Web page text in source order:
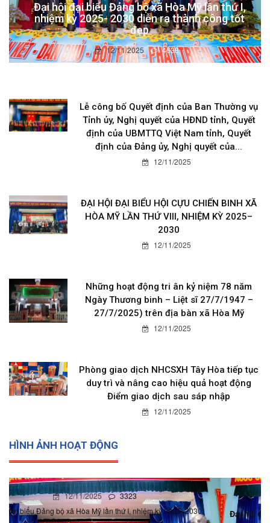
Đại hội đại biểu Đảng bộ xã Hòa Mỹ lần thứ I,
nhiệm kỳ 2025- 2030 diễn ra thành công tốt
đẹp
12/11/2025 4638
Lễ công bố Quyết định của Ban Thường vụ
Tỉnh ủy, Nghị quyết của HĐND tỉnh, Quyết
định của UBMTTQ Việt Nam tỉnh, Quyết
định của Đảng ủy, Nghị quyết của...
12/11/2025
ĐẠI HỘI ĐẠI BIỂU HỘI CỰU CHIẾN BINH XÃ
HÒA MỸ LẦN THỨ VIII, NHIỆM KỲ 2025–
2030
12/11/2025
Những hoạt động tri ân kỷ niệm 78 năm
Ngày Thương binh – Liệt sĩ 27/7/1947 –
27/7/2025) trên địa bàn xã Hòa Mỹ
12/11/2025
Phòng giao dịch NHCSXH Tây Hòa tiếp tục
duy trì và nâng cao hiệu quả hoạt động
Điểm giao dịch sau sáp nhập
12/11/2025
HÌNH ẢNH HOẠT ĐỘNG
12/11/2025 0
Đại hội đại biểu Đảng bộ xã Hòa Mỹ lần thứ I, nhiệm kỳ 2025-